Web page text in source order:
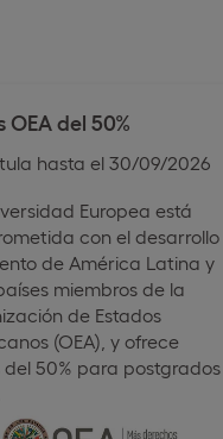
OEA del 50%
hasta el 30/09/2026
Europea está
con el desarrollo
de América Latina y
miembros de la
de Estados
(OEA), y ofrece
del 50% para postgrados